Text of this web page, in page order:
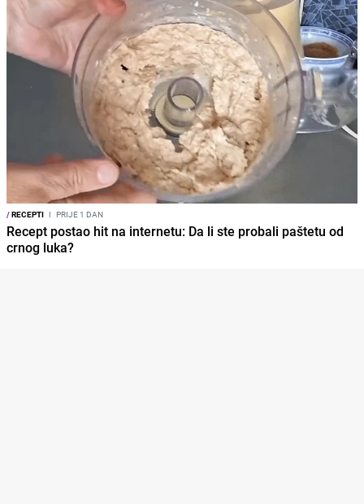
/RECEPTI I PRIJE 1 DAN
Recept postao hit na internetu: Da li ste probali paštetu od
crnog luka?